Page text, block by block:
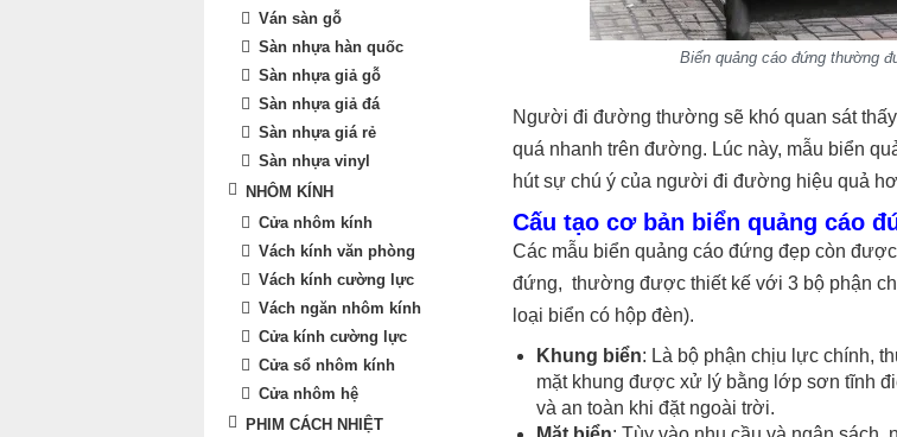
Biển quảng cáo đứng thường
Người đi đường thường sẽ khó quan sát
quá nhanh trên đường. Lúc này, mẫu biển
hút sự chú ý của người đi đường hiệu quả
Cấu tạo cơ bản biển quảng cáo
Các mẫu biển quảng cáo đứng đẹp còn
đứng, thường được thiết kế với 3 bộ phận
loại biển có hộp đèn).
Khung biển: Là bộ phận chịu lực chính,
mặt khung được xử lý bằng lớp sơn tĩnh
và an toàn khi đặt ngoài trời.
Ván sàn gỗ
Sàn nhựa hàn quốc
Sàn nhựa giả gỗ
Sàn nhựa giả đá
Sàn nhựa giá rẻ
Sàn nhựa vinyl
NHÔM KÍNH
Cửa nhôm kính
Vách kính văn phòng
Vách kính cường lực
Vách ngăn nhôm kính
Cửa kính cường lực
Cửa sổ nhôm kính
Cửa nhôm hệ
PHIM CÁCH NHIỆT